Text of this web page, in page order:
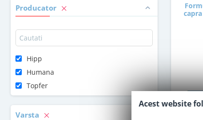
Producator
Hipp
Humana
Topfer
Varsta
Acest website